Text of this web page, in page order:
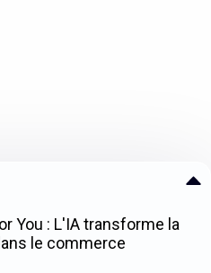
You : L'IA transforme la
le commerce